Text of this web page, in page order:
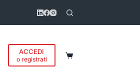
ACCEDI
o registrati Carrello